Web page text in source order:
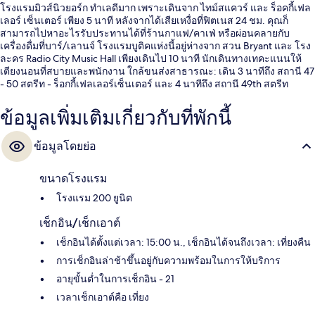
โรงแรมมิวส์นิวยอร์ก ทำเลดีมาก เพราะเดินจาก ไทม์สแควร์ และ ร็อคกี้เฟล
เลอร์ เซ็นเตอร์ เพียง 5 นาที หลังจากได้เสียเหงื่อที่ฟิตเนส 24 ชม. คุณก็
สามารถไปหาอะไรรับประทานได้ที่ร้านกาแฟ/คาเฟ่ หรือผ่อนคลายกับ
เครื่องดื่มที่บาร์/เลานจ์ โรงแรมบูติคแห่งนี้อยู่ห่างจาก สวน Bryant และ โรง
ละคร Radio City Music Hall เพียงเดินไป 10 นาที นักเดินทางเทคะแนนให้
เตียงนอนที่สบายและพนักงาน ใกล้ขนส่งสาธารณะ: เดิน 3 นาทีถึง สถานี 47
- 50 สตรีท - ร็อกกี้เฟลเลอร์เซ็นเตอร์ และ 4 นาทีถึง สถานี 49th สตรีท
ข้อมูลเพิ่มเติมเกี่ยวกับที่พักนี้
ข้อมูลโดยย่อ
ขนาดโรงแรม
โรงแรม 200 ยูนิต
เช็กอิน/เช็กเอาต์
เช็กอินได้ตั้งแต่เวลา: 15:00 น., เช็กอินได้จนถึงเวลา: เที่ยงคืน
การเช็กอินล่าช้าขึ้นอยู่กับความพร้อมในการให้บริการ
อายุขั้นต่ำในการเช็กอิน - 21
เวลาเช็กเอาต์คือ เที่ยง